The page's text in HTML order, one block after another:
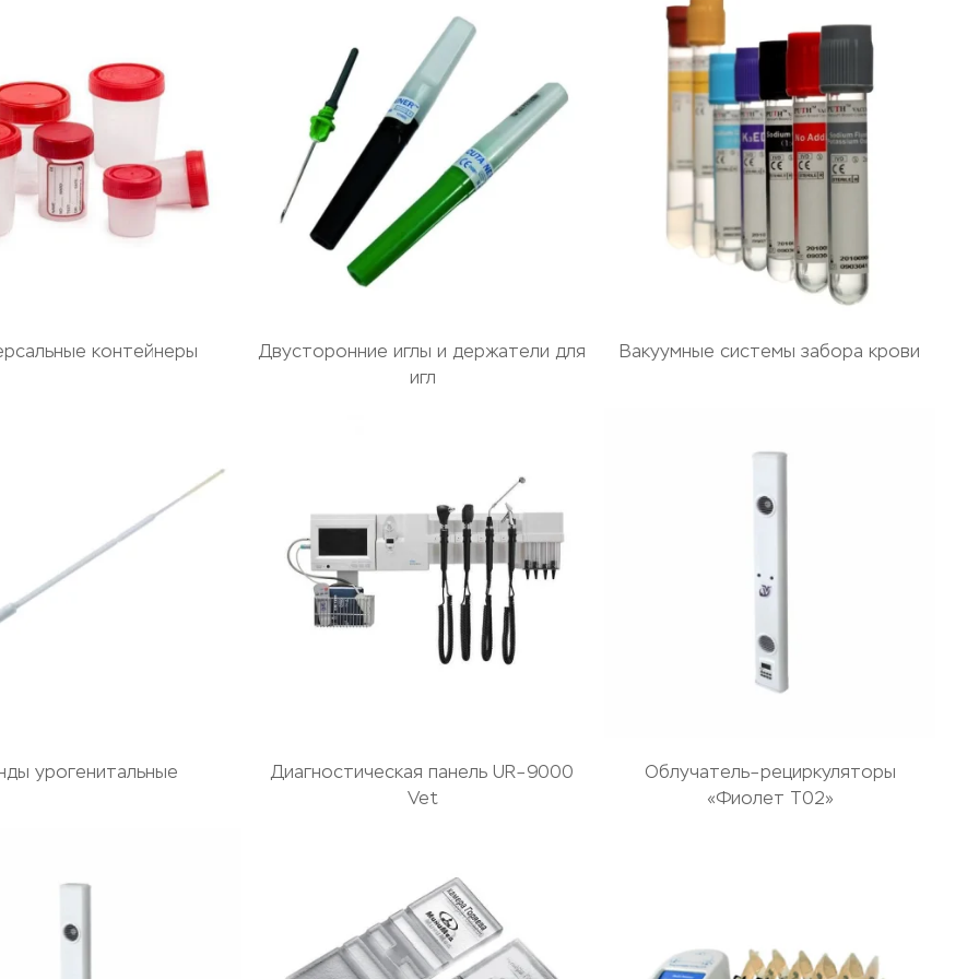
контейнеры
Двусторонние иглы и держатели для
игл
Вакуумные системы забора крови
урогенитальные
Диагностическая панель UR–9000
Vet
Облучатель–рециркуляторы
«Фиолет Т02»